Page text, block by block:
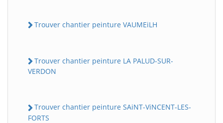
Trouver chantier peinture VAUMEiLH
Trouver chantier peinture LA PALUD-SUR-
VERDON
Trouver chantier peinture SAiNT-ViNCENT-LES-
FORTS